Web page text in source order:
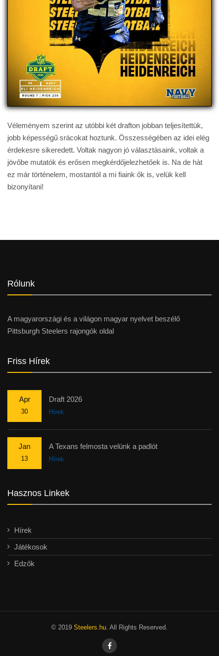
Véleményem szerint az utóbbi két drafton jobban teljesítettük,
jobb képességű srácokat hoztunk. Összességében az idei elég
érdekesre sikeredett. Voltak nagyon jó választàsaink, voltak a
jövőbe mutatók és erősen megkérdőjelezhetőek is. Na de hàt
ez már történelem, mostantól a mi fiaink ők is, velük kell
bizonyítani!
Rólunk
A magyarországi és a világon magyar nyelvet beszélő
Pittsburgh Steelers rajongók oldal
Friss Hírek
Apr
30
Draft 2026
Hírek
Jan
13
A Texans felmosta velünk a padlót
Hírek
Hasznos Linkek
Hírek
Játékosok
Edzők
© 2019 Steelers.hu . All Rights Reserved.